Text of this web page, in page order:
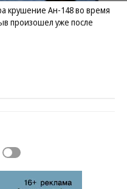
крушение Ан-148 во время
произошел уже после